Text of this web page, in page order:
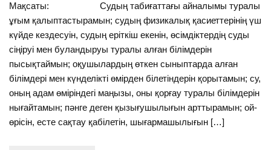
Мақсаты: Судың табиғаттағы айналымы туралы
ұғым қалыптастырамын; судың физикалық қасиеттерінің үш
күйде кездесуін, судың еріткіш екенін, өсімдіктердің суды
сіңіруі мен буландыруы туралы алған білімдерін
пысықтаймын; оқушылардың өткен сыныптарда алған
білімдері мен күнделікті өмірден білетіндерін қорытамын; су,
оның адам өміріндегі маңызы, оны қорғау туралы білімдерін
нығайтамын; пәнге деген қызығушылығын арттырамын; ой-
өрісін, есте сақтау қабілетін, шығармашылығын […]